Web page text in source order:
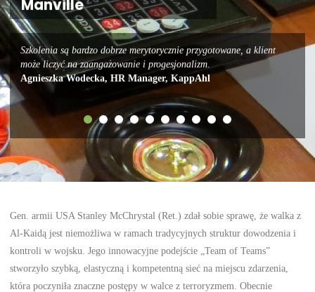
Manville
Szkolenia są bardzo dobrze merytorycznie przygotowane, a klient
może liczyć na zaangażowanie i progesjonalizm.
Agnieszka Wodecka, HR Manager, KappAhl
Gen. armii USA Stanley McChrystal (Ret.) zdał sobie sprawę, że walka z
Al-Kaidą jest niemożliwa w ramach tradycyjnych struktur dowodzenia i
kontroli w wojsku. Jego innowacyjne podejście „Team of Teams”
stworzyło szybką, elastyczną i kompetentną sieć na miejscu zdarzenia,
która poczyniła znaczne postępy w walce z terroryzmem. Obecnie